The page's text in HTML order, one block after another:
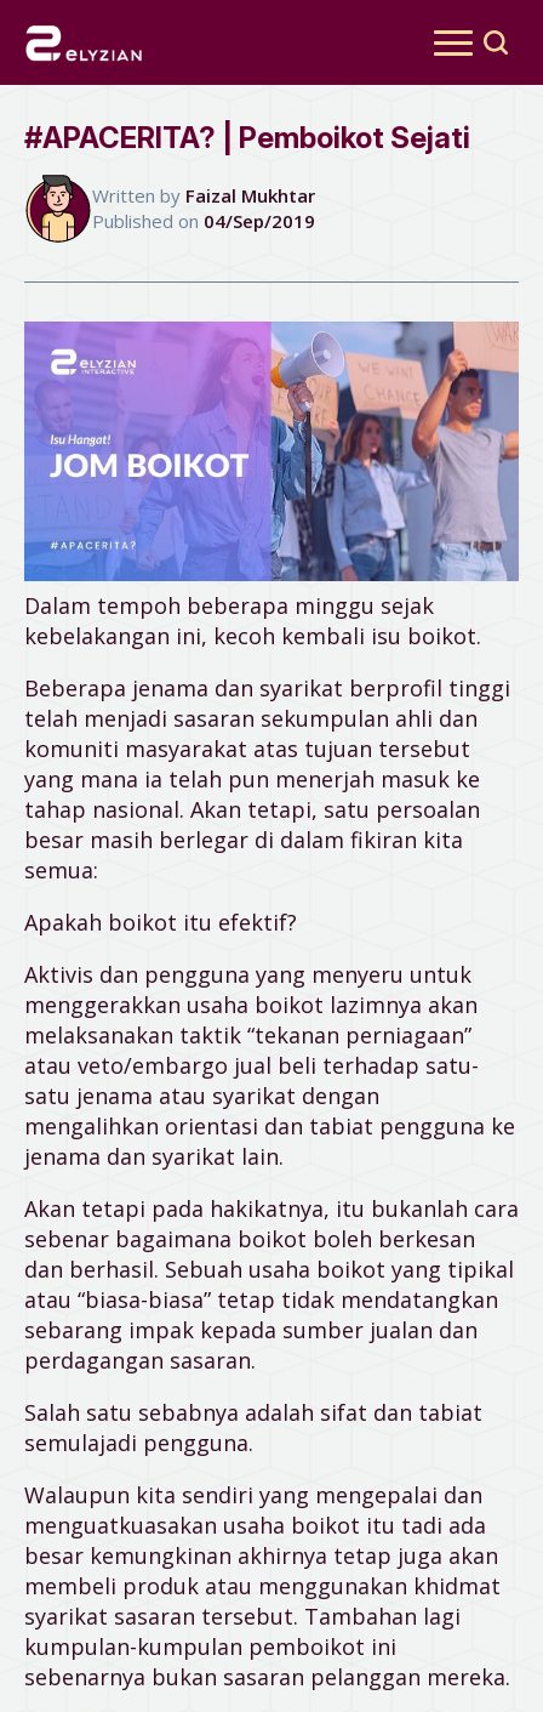
#APACERITA? | Pemboikot Sejati
Written by Faizal Mukhtar
Published on 04/Sep/2019
Dalam tempoh beberapa minggu sejak
kebelakangan ini, kecoh kembali isu boikot.
Beberapa jenama dan syarikat berprofil tinggi
telah menjadi sasaran sekumpulan ahli dan
komuniti masyarakat atas tujuan tersebut
yang mana ia telah pun menerjah masuk ke
tahap nasional. Akan tetapi, satu persoalan
besar masih berlegar di dalam fikiran kita
semua:
Apakah boikot itu efektif?
Aktivis dan pengguna yang menyeru untuk
menggerakkan usaha boikot lazimnya akan
melaksanakan taktik “tekanan perniagaan”
atau veto/embargo jual beli terhadap satu-
satu jenama atau syarikat dengan
mengalihkan orientasi dan tabiat pengguna ke
jenama dan syarikat lain.
Akan tetapi pada hakikatnya, itu bukanlah cara
sebenar bagaimana boikot boleh berkesan
dan berhasil. Sebuah usaha boikot yang tipikal
atau “biasa-biasa” tetap tidak mendatangkan
sebarang impak kepada sumber jualan dan
perdagangan sasaran.
Salah satu sebabnya adalah sifat dan tabiat
semulajadi pengguna.
Walaupun kita sendiri yang mengepalai dan
menguatkuasakan usaha boikot itu tadi ada
besar kemungkinan akhirnya tetap juga akan
membeli produk atau menggunakan khidmat
syarikat sasaran tersebut. Tambahan lagi
kumpulan-kumpulan pemboikot ini
sebenarnya bukan sasaran pelanggan mereka.